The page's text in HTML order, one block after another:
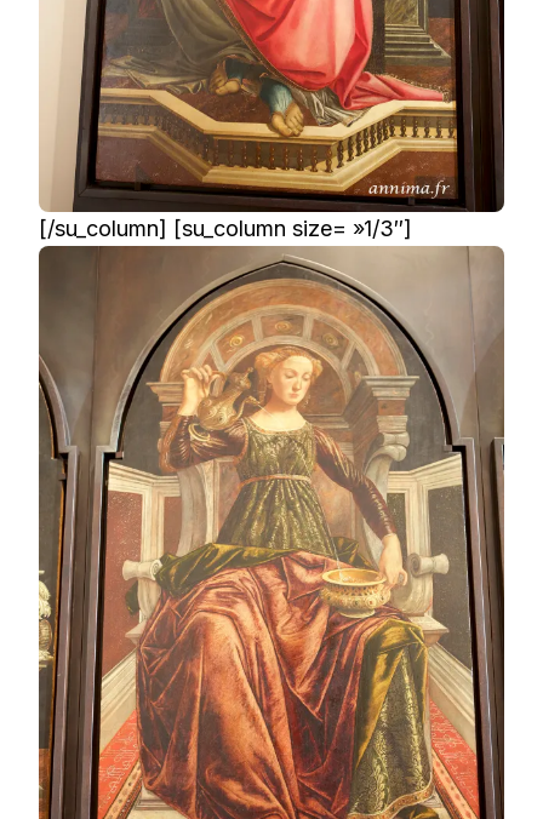
[/su_column] [su_column size= »1/3″]